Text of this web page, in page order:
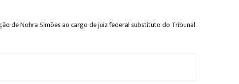
de Nohra Simões ao cargo de juiz federal substituto do Tribunal